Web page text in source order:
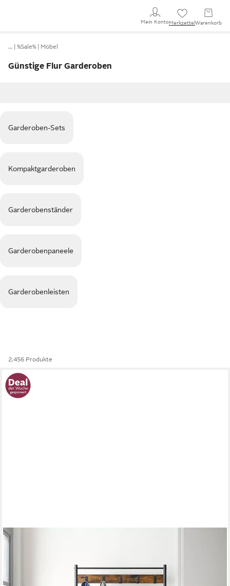
Mein KontoMerkzettel Warenkorb
… %Sale% Möbel
Günstige Flur Garderoben
Garderoben-Sets
Kompaktgarderoben
Garderobenständer
Garderobenpaneele
Garderobenleisten
2.456 Produkte